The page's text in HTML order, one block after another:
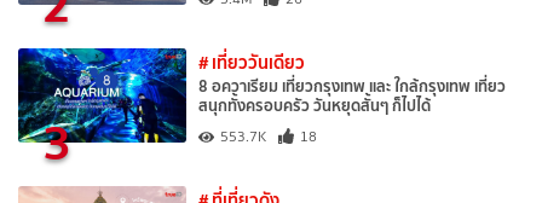
3
# เที่ยววันเดียว
8 อควาเรียม เที่ยวกรุงเทพ และ ใกล้กรุงเทพ เที่ยว
สนุกทั้งครอบครัว วันหยุดสั้นๆ ก็ไปได้
553.7K 18